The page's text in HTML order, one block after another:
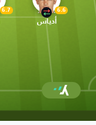
6.7 6.6
أدياس